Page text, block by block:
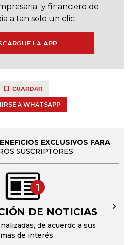
y financiero de
a tan solo un clic
LA APP
GUARDAR
A WHATSAPP
EXCLUSIVOS PARA
SUSCRIPTORES
1
DE NOTICIAS
de acuerdo a sus
de interés
→